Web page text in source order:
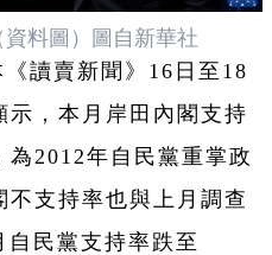
料圖）圖自新華社
讀賣新聞》16日至18
示，本月岸田內閣支持
2012年自民黨重掌政
支持率也與上月調查
民黨支持率跌至